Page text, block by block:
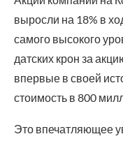
выросли на 18% в
самого высокого
датских крон за
впервые в своей
стоимость в 800
Это впечатляющее